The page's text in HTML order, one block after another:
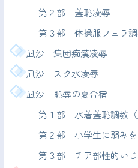
第２部 羞恥凌辱
第３部 体操服フェラ
凪沙 集団痴漢凌辱
凪沙 スク水凌辱
凪沙 恥辱の夏合宿
第１部 水着羞恥調教（
第２部 小学生に弱みを
第３部 チア部性的いじ